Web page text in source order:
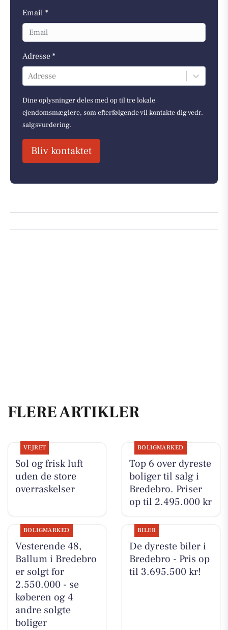
Email *
Adresse *
Adresse
Dine oplysninger deles med op til tre lokale
ejendomsmæglere, som efterfølgende vil kontakte dig vedr.
salgsvurdering.
Bliv kontaktet
FLERE ARTIKLER
VEJRET
Sol og frisk luft
uden de store
overraskelser
BOLIGMARKED
Top 6 over dyreste
boliger til salg i
Bredebro. Priser
op til 2.495.000 kr
BOLIGMARKED
Vesterende 48,
Ballum i Bredebro
er solgt for
2.550.000 - se
køberen og 4
andre solgte
boliger
BILER
De dyreste biler i
Bredebro - Pris op
til 3.695.500 kr!